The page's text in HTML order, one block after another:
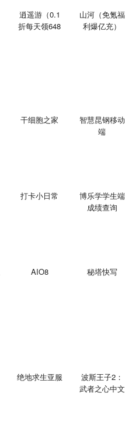
逍遥游（0.1
折每天领648
山河（免氪福
利爆亿充）
干细胞之家
智慧昆钢移动
端
打卡小日常
博乐学学生端
成绩查询
AIO8 秘塔快写
绝地求生亚服
波斯王子2：
武者之心中文